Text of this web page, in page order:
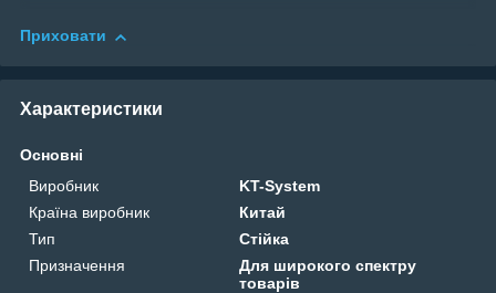
Приховати
Характеристики
Основні
Виробник
KT-System
Країна виробник
Китай
Тип
Стійка
Призначення
Для широкого спектру
товарів